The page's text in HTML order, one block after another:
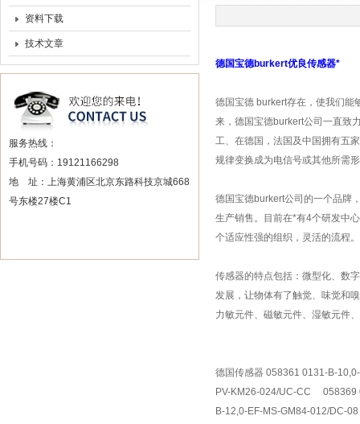
资料下载
技术文章
服务热线：
手机号码：19121166298
地 址：上海黄浦区北京东路科技京城668
号东楼27楼C1
德国宝德burkert优良传感器*
德国宝德 burkert存在，使我们能
来，德国宝德burkert公司一直致
工、在德国，法国及中国拥有五
规律变换成为电信号或其他所需
德国宝德burkert公司的一个品牌
生产销售。目前在*有4个研发中
个适应性强的组织，灵活的流程
传感器的特点包括：微型化、数
发展，让物体有了触觉、味觉和
力敏元件、磁敏元件、湿敏元件
德国传感器 058361 0131-B-
PV-KM26-024/UC-CC
B-12,0-EF-MS-GM84-012/DC-